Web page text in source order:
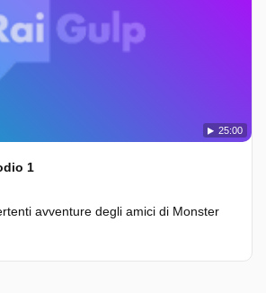
25:00
1
avventure degli amici di Monster